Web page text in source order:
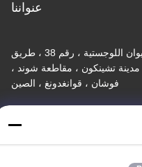
عنواننا
رقم 105 أ ، المنطقة ج ، مدينة ليوان اللوجستية ، رقم 38 ، طريق
، مدينة تشينكون ، مقاطعة شوند ،
فوشان ، قوانغدونغ ، الصين
رقم 105 أ ، المنطقة ج ، مدينة ليوان اللوجستية ، رقم 38 ، طريق
، مدينة تشينكون ، مقاطعة شوند ،